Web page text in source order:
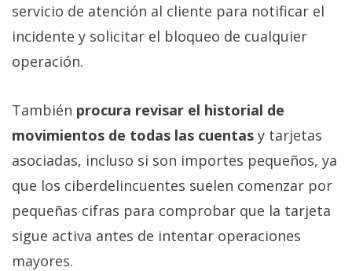
servicio de atención al cliente para notificar el
incidente y solicitar el bloqueo de cualquier
operación.
También procura revisar el historial de
movimientos de todas las cuentas y tarjetas
asociadas, incluso si son importes pequeños, ya
que los ciberdelincuentes suelen comenzar por
pequeñas cifras para comprobar que la tarjeta
sigue activa antes de intentar operaciones
mayores.